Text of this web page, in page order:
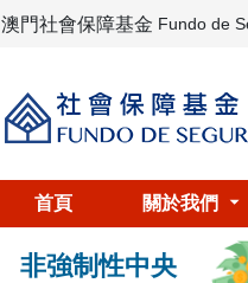
澳門社會保障基金 Fundo de
首頁 關於我們
非強制性中央